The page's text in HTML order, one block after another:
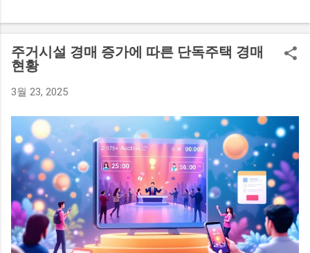
있다. 나나의 매입 금액은 무려 42억 원으로, 그녀의 새로운 보
금자리는 기대와 흥미를 자아내고 있다. 배우 나나는 최근 활발
매입은 그녀가 연예계에서 쌓아온 성공의 성과를 보여주는 사
례로, 팬들에게도 긍정적인 반응을 얻고 있다. 나나의 부동산 투
자에 대한 관심은 그녀의 개인적인 재산이나 재정 상태에 대한
궁금증을 불러일으키기도 했다. 한편, 나나는 고급 빌라를 매입
하면서 앞으로의 계획에 대한 이야기도 전했다. 그녀는 이를 통
해 안정된 생활 환경을 원하는 만큼 스스로의 삶을 더욱 풍요롭
게 만드는데 중점을 두고 있다고 전했다. 앞으로 그녀가 어떤 방
식으로 고급 빌라에서의 새 삶을 꾸려나갈지 많은 이들이 주목
하고 있다. 아르카디아 시그니처의 매력 '아르카디아 시그니
처'는 경기 구리시에 위치한 전원주택형 고급 빌라로, 자연과 조
주거시설 경매 증가에 따른 단독주택 경매
현황
3월 23, 2025